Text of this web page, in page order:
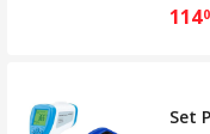
114
Set